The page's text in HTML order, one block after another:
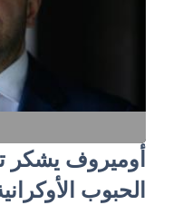
أوميروف يشكر
الحبوب